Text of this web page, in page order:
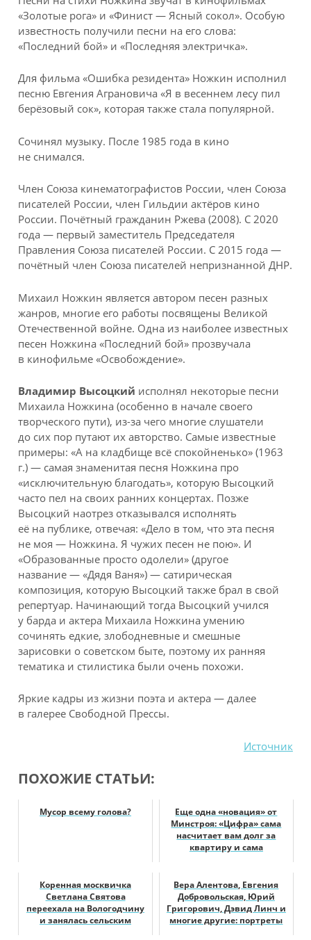
«Золотые рога» и «Финист — Ясный сокол». Особую
известность получили песни на его слова:
«Последний бой» и «Последняя электричка».
Для фильма «Ошибка резидента» Ножкин исполнил
песню Евгения Аграновича «Я в весеннем лесу пил
берёзовый сок», которая также стала популярной.
Сочинял музыку. После 1985 года в кино
не снимался.
Член Союза кинематографистов России, член Союза
писателей России, член Гильдии актёров кино
России. Почётный гражданин Ржева (2008). С 2020
года — первый заместитель Председателя
Правления Союза писателей России. С 2015 года —
почётный член Союза писателей непризнанной ДНР.
Михаил Ножкин является автором песен разных
жанров, многие его работы посвящены Великой
Отечественной войне. Одна из наиболее известных
песен Ножкина «Последний бой» прозвучала
в кинофильме «Освобождение».
Владимир Высоцкий исполнял некоторые песни
Михаила Ножкина (особенно в начале своего
творческого пути), из-за чего многие слушатели
до сих пор путают их авторство. Самые известные
примеры: «А на кладбище всё спокойненько» (1963
г.) — самая знаменитая песня Ножкина про
«исключительную благодать», которую Высоцкий
часто пел на своих ранних концертах. Позже
Высоцкий наотрез отказывался исполнять
её на публике, отвечая: «Дело в том, что эта песня
не моя — Ножкина. Я чужих песен не пою». И
«Образованные просто одолели» (другое
название — «Дядя Ваня») — сатирическая
композиция, которую Высоцкий также брал в свой
репертуар. Начинающий тогда Высоцкий учился
у барда и актера Михаила Ножкина умению
сочинять едкие, злободневные и смешные
зарисовки о советском быте, поэтому их ранняя
тематика и стилистика были очень похожи.
Яркие кадры из жизни поэта и актера — далее
в галерее Свободной Прессы.
Источник
ПОХОЖИЕ СТАТЬИ:
Мусор всему голова?
Еще одна «новация» от
Минстроя: «Цифра» сама
насчитает вам долг за
квартиру и сама
Коренная москвичка
Светлана Святова
переехала на Вологодчину
и занялась сельским
Вера Алентова, Евгения
Добровольская, Юрий
Григорович, Дэвид Линч и
многие другие: портреты